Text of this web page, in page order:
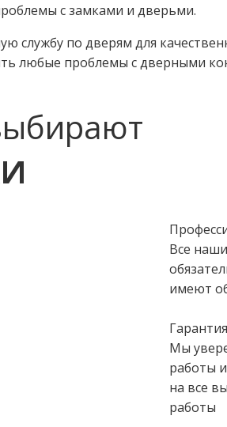
с замками и дверьми.
службу по дверям для
любые проблемы с дверными
Все
имеют
Мы
работы
на все
работы